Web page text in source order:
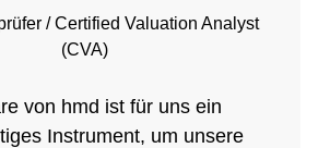
/ Certified Valuation Analyst
(CVA)
von hmd ist für uns ein
Instrument, um unsere